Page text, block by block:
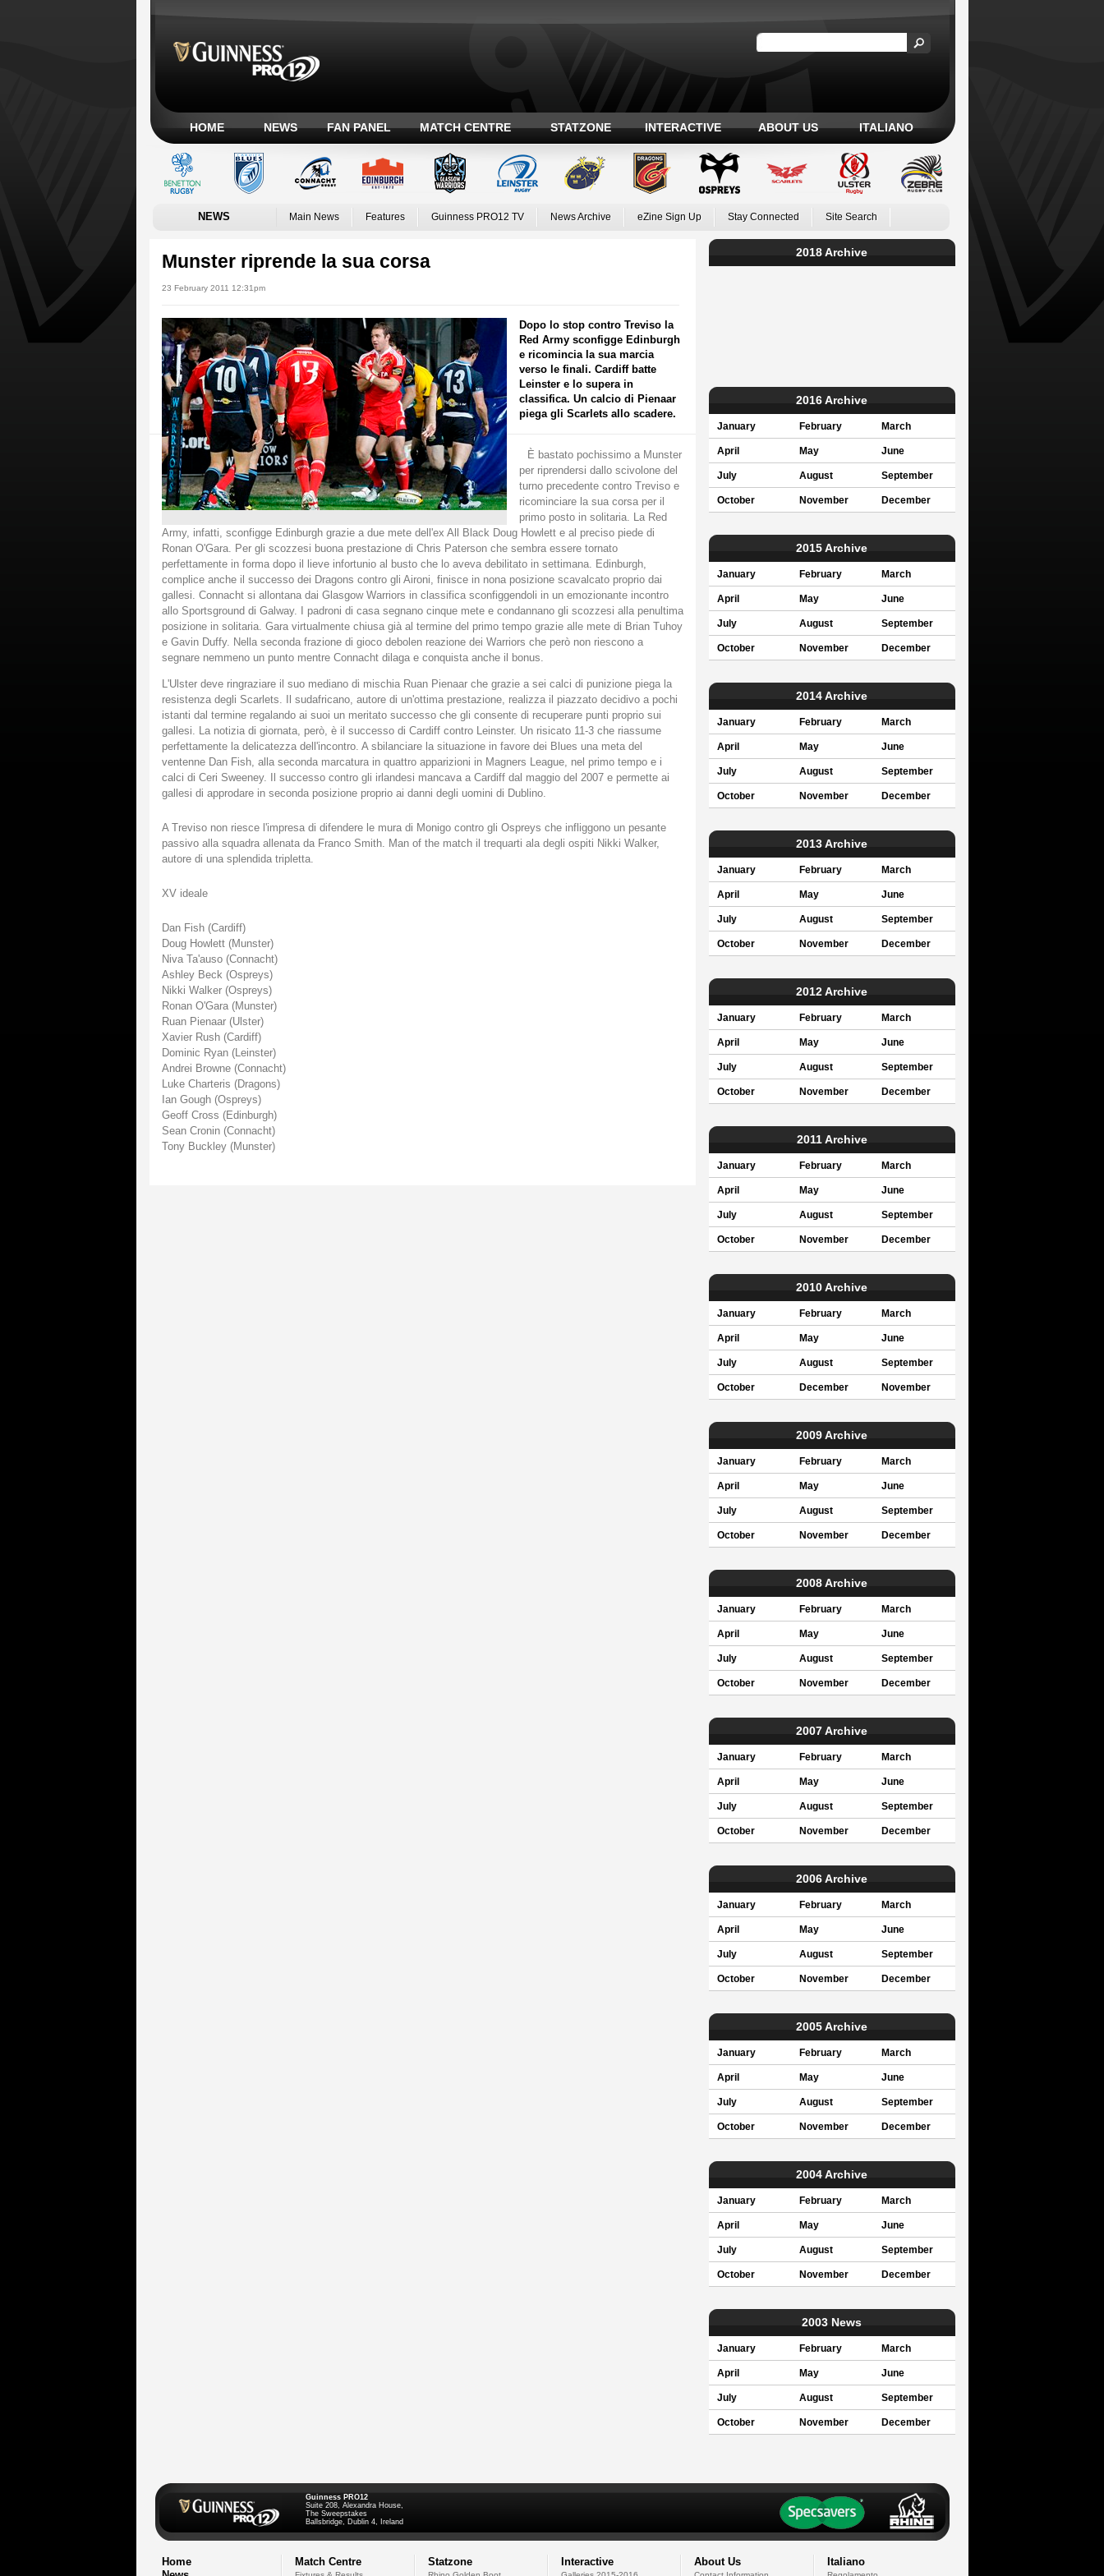
HOME NEWS FAN PANEL MATCH CENTRE STATZONE INTERACTIVE ABOUT US ITALIANO
NEWS Main News Features Guinness PRO12 TV News Archive eZine Sign Up Stay Connected Site Search
Munster riprende la sua corsa
23 February 2011 12:31pm
Dopo lo stop contro Treviso la
Red Army sconfigge Edinburgh
e ricomincia la sua marcia
verso le finali. Cardiff batte
Leinster e lo supera in
classifica. Un calcio di Pienaar
piega gli Scarlets allo scadere.
È bastato pochissimo a Munster
per riprendersi dallo scivolone del
turno precedente contro Treviso e
ricominciare la sua corsa per il
primo posto in solitaria. La Red
Army, infatti, sconfigge Edinburgh grazie a due mete dell'ex All Black Doug Howlett e al preciso piede di
Ronan O'Gara. Per gli scozzesi buona prestazione di Chris Paterson che sembra essere tornato
perfettamente in forma dopo il lieve infortunio al busto che lo aveva debilitato in settimana. Edinburgh,
complice anche il successo dei Dragons contro gli Aironi, finisce in nona posizione scavalcato proprio dai
gallesi. Connacht si allontana dai Glasgow Warriors in classifica sconfiggendoli in un emozionante incontro
allo Sportsground di Galway. I padroni di casa segnano cinque mete e condannano gli scozzesi alla penultima
posizione in solitaria. Gara virtualmente chiusa già al termine del primo tempo grazie alle mete di Brian Tuhoy
e Gavin Duffy. Nella seconda frazione di gioco debolen reazione dei Warriors che però non riescono a
segnare nemmeno un punto mentre Connacht dilaga e conquista anche il bonus.
L'Ulster deve ringraziare il suo mediano di mischia Ruan Pienaar che grazie a sei calci di punizione piega la
resistenza degli Scarlets. Il sudafricano, autore di un'ottima prestazione, realizza il piazzato decidivo a pochi
istanti dal termine regalando ai suoi un meritato successo che gli consente di recuperare punti proprio sui
gallesi. La notizia di giornata, però, è il successo di Cardiff contro Leinster. Un risicato 11-3 che riassume
perfettamente la delicatezza dell'incontro. A sbilanciare la situazione in favore dei Blues una meta del
ventenne Dan Fish, alla seconda marcatura in quattro apparizioni in Magners League, nel primo tempo e i
calci di Ceri Sweeney. Il successo contro gli irlandesi mancava a Cardiff dal maggio del 2007 e permette ai
gallesi di approdare in seconda posizione proprio ai danni degli uomini di Dublino.
A Treviso non riesce l'impresa di difendere le mura di Monigo contro gli Ospreys che infliggono un pesante
passivo alla squadra allenata da Franco Smith. Man of the match il trequarti ala degli ospiti Nikki Walker,
autore di una splendida tripletta.
XV ideale
Dan Fish (Cardiff)
Doug Howlett (Munster)
Niva Ta'auso (Connacht)
Ashley Beck (Ospreys)
Nikki Walker (Ospreys)
Ronan O'Gara (Munster)
Ruan Pienaar (Ulster)
Xavier Rush (Cardiff)
Dominic Ryan (Leinster)
Andrei Browne (Connacht)
Luke Charteris (Dragons)
Ian Gough (Ospreys)
Geoff Cross (Edinburgh)
Sean Cronin (Connacht)
Tony Buckley (Munster)
2018 Archive
2016 Archive
January February March
April May June
July August September
October November December
2015 Archive
January February March
April May June
July August September
October November December
2014 Archive
January February March
April May June
July August September
October November December
2013 Archive
January February March
April May June
July August September
October November December
2012 Archive
January February March
April May June
July August September
October November December
2011 Archive
January February March
April May June
July August September
October November December
2010 Archive
January February March
April May June
July August September
October December November
2009 Archive
January February March
April May June
July August September
October November December
2008 Archive
January February March
April May June
July August September
October November December
2007 Archive
January February March
April May June
July August September
October November December
2006 Archive
January February March
April May June
July August September
October November December
2005 Archive
January February March
April May June
July August September
October November December
2004 Archive
January February March
April May June
July August September
October November December
2003 News
January February March
April May June
July August September
October November December
Guinness PRO12
Suite 208, Alexandra House,
The Sweepstakes
Ballsbridge, Dublin 4, Ireland
Home
Match Centre Statzone Interactive About Us Italiano